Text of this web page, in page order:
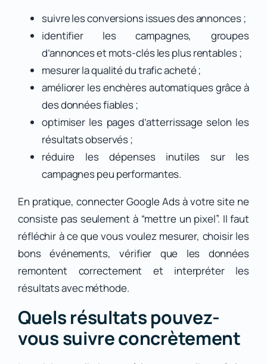
suivre les conversions issues des annonces ;
identifier les campagnes, groupes
d’annonces et mots-clés les plus rentables ;
mesurer la qualité du trafic acheté ;
améliorer les enchères automatiques grâce à
des données fiables ;
optimiser les pages d’atterrissage selon les
résultats observés ;
réduire les dépenses inutiles sur les
campagnes peu performantes.
En pratique, connecter Google Ads à votre site ne
consiste pas seulement à “mettre un pixel”. Il faut
réfléchir à ce que vous voulez mesurer, choisir les
bons événements, vérifier que les données
remontent correctement et interpréter les
résultats avec méthode.
Quels résultats pouvez-
vous suivre concrètement